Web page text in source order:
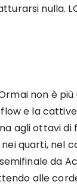
nulla.
non è più
e la
agli ottavi di
quarti, nel
da
alle